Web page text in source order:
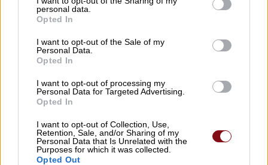
personal data.
Opted In
I want to opt-out of the Sale of my
Personal Data.
Opted In
I want to opt-out of processing my
Personal Data for Targeted Advertising.
Opted In
I want to opt-out of Collection, Use,
Retention, Sale, and/or Sharing of my
Personal Data that Is Unrelated with the
Purposes for which it was collected.
Opted Out
Στη Λάρισα ο αγώνας κυπέλλου Τρίκαλα –
ΑΕΛ Novibet
09/08/2026 , 19:48
Ελασσόνας
09/08/2026 , 19:07
Θάλασσα και πισίνα: Πώς θα
προστατεύσουμε τα αυτιά μας το